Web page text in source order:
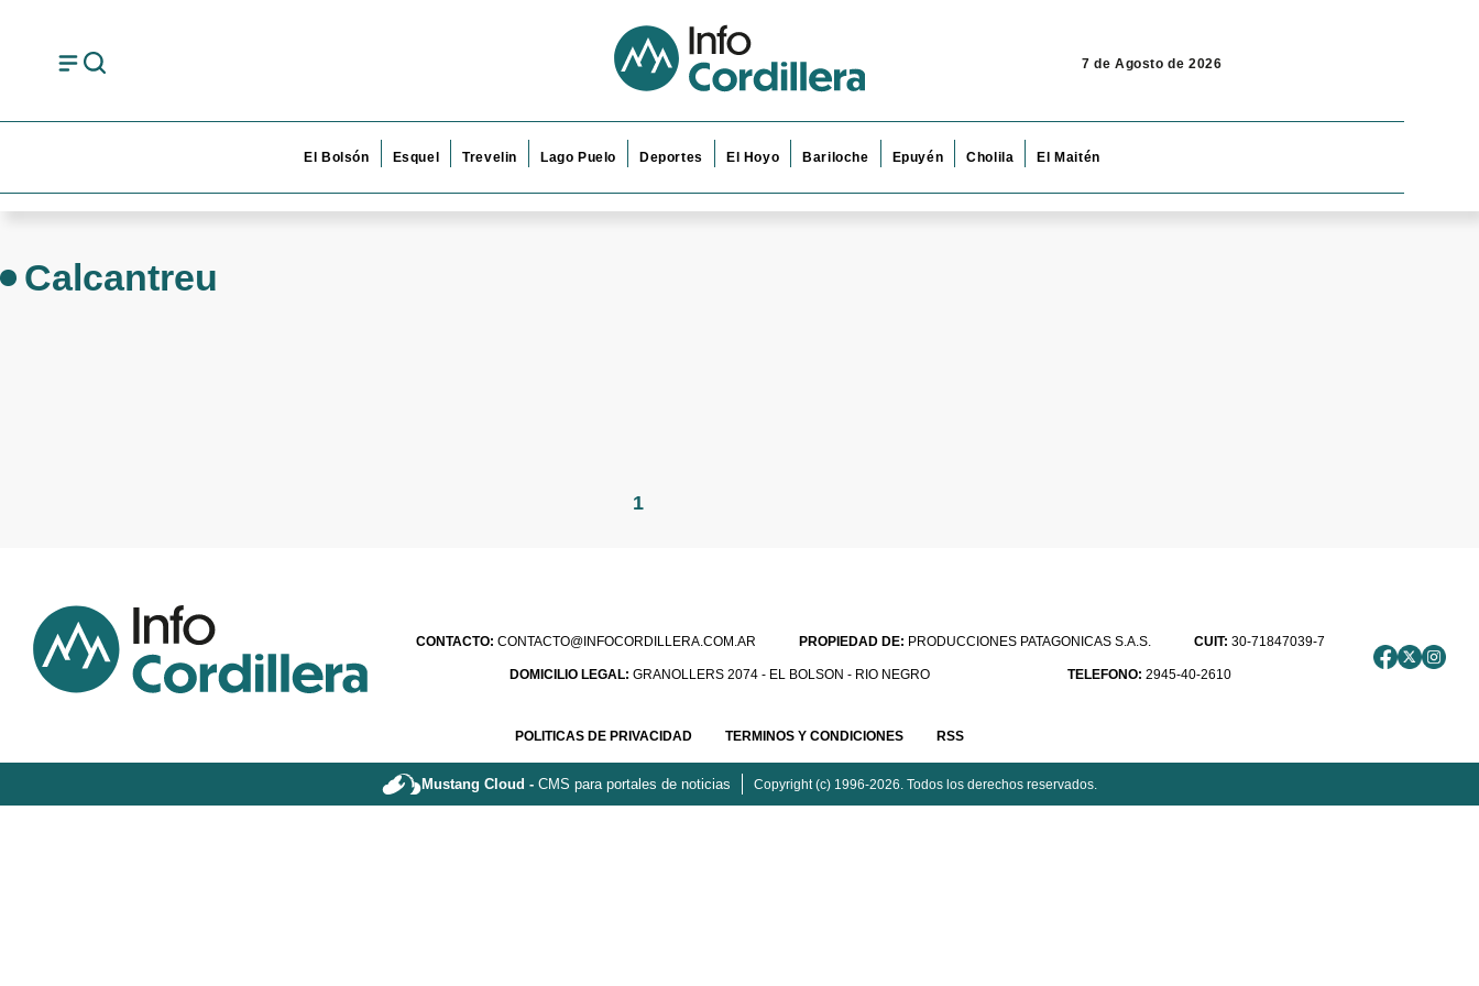
7 de Agosto de 2026
El Bolsón Esquel Trevelin Lago Puelo Deportes El Hoyo Bariloche Epuyén Cholila El Maitén
Calcantreu
1
CONTACTO: CONTACTO@INFOCORDILLERA.COM.AR PROPIEDAD DE: PRODUCCIONES PATAGONICAS S.A.S. CUIT: 30-71847039-7
DOMICILIO LEGAL:GRANOLLERS 2074 - EL BOLSON - RIO NEGRO TELEFONO: 2945-40-2610
POLITICAS DE PRIVACIDAD TERMINOS Y CONDICIONES RSS
Mustang Cloud - CMS para portales de noticias Copyright (c) 1996-2026. Todos los derechos reservados.